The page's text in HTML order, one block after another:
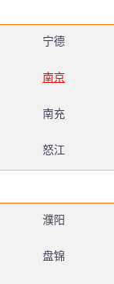
宁德
南京
南充
怒江
濮阳
盘锦